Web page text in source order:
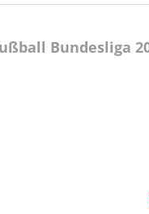
Bundesliga